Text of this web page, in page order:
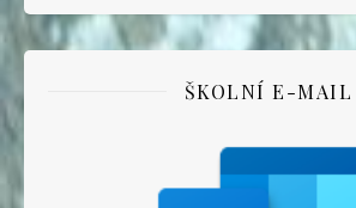
ŠKOLNÍ E-MAIL